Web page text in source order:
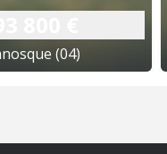
(04)